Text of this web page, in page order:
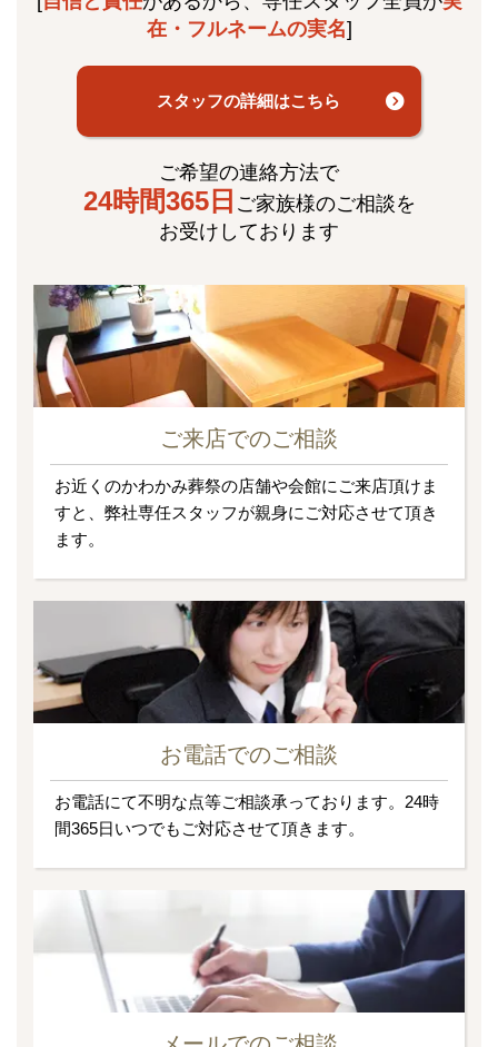
在・フルネームの実名]
スタッフの詳細はこちら
ご希望の連絡方法で
24時間365日 ご家族様のご相談を
お受けしております
ご来店でのご相談
お近くのかわかみ葬祭の店舗や会館にご来店頂けま
すと、弊社専任スタッフが親身にご対応させて頂き
ます。
お電話でのご相談
お電話にて不明な点等ご相談承っております。24時
間365日いつでもご対応させて頂きます。